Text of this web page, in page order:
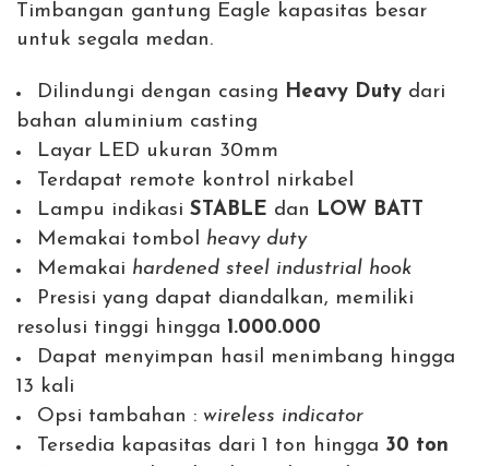
Timbangan gantung Eagle kapasitas besar
untuk segala medan.
Dilindungi dengan casing Heavy Duty dari
bahan aluminium casting
Layar LED ukuran 30mm
Terdapat remote kontrol nirkabel
Lampu indikasi STABLE dan LOW BATT
Memakai tombol heavy duty
Memakai hardened steel industrial hook
Presisi yang dapat diandalkan, memiliki
resolusi tinggi hingga 1.000.000
Dapat menyimpan hasil menimbang hingga
13 kali
Opsi tambahan : wireless indicator
Tersedia kapasitas dari 1 ton hingga 30 ton